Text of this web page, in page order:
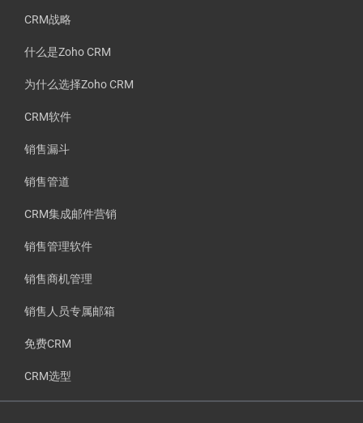
CRM战略
什么是Zoho CRM
为什么选择Zoho CRM
CRM软件
销售漏斗
销售管道
CRM集成邮件营销
销售管理软件
销售商机管理
销售人员专属邮箱
免费CRM
CRM选型